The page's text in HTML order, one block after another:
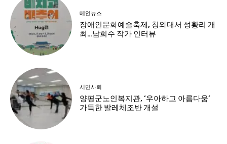
메인뉴스
장애인문화예술축제, 청와대서 성황리 개
최…남희수 작가 인터뷰
시민사회
양평군노인복지관, ‘우아하고 아름다움’
가득한 발레체조반 개설